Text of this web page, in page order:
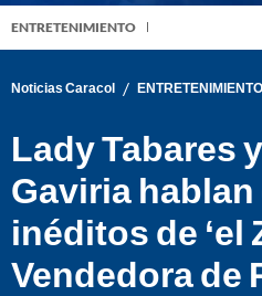
ENTRETENIMIENTO
Noticias Caracol / ENTRETENIMIENTO
Lady Tabares
Gaviria
inéditos de ‘el
Vendedora de